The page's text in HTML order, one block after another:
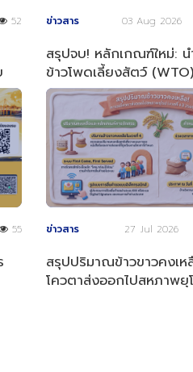
52 ข่าวสาร 03 Aug 2026
สรุปจบ! หลักเกณฑ์ใหม่: น
ข้าวโพดเลี้ยงสัตว์
ง่าย
55 ข่าวสาร 27 Jul 2026
สรุปปริมาณข้าวขาวคงเห
โควตาส่งออกไปสหภาพยุ